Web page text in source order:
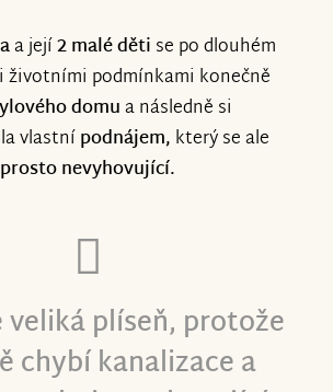
a její2 malé děti se po dlouhém
životními podmínkami konečně
domua následně si
vlastnípodnájem, který se ale
nevyhovující.
veliká plíseň, protože
chybí kanalizace a